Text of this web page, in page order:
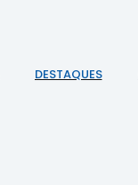
DESTAQUES